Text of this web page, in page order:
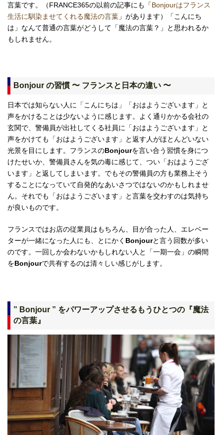
言葉です。（FRANCE365の以前の記事にも「Bonjourはフランス
生活に馴染ませてくれる魔法の言葉 」があります）「こんにち
は」なんて普通の言葉がどうして「魔法の言葉？」と思われるか
もしれません。
Bonjour の習慣 〜 フランスと日本の違い 〜
日本では知らない人に「こんにちは」「おはようございます」と
声をかけることは少ないように感じます。よく通りかかる会社の
玄関で、警備員が出社してくる社員に「おはようございます」と
声をかけても「おはようございます」と返す人がほとんどいない
光景を目にします。フランスのBonjourを言い合う習慣を身につ
けたせいか、警備員さんを気の毒に感じて、つい「おはようござ
います」と返してしまいます。でもその警備員の方も業務上そう
することになっていて自発的なあいさつではないのかもしれませ
ん。それでも「おはようございます」と言葉を交わすのは気持ち
が良いものです。
フランスではお店の従業員はもちろん、目が合った人、エレベー
ターが一緒になった人にも、とにかく Bonjourと言う回数が多い
のです。一回しか会わないかもしれない人と「一期一会」の瞬間
をBonjourで共有するのは清々しい感じがします。
” Bonjour ” をパワーアップさせるもうひとつの『魔法
の言葉』